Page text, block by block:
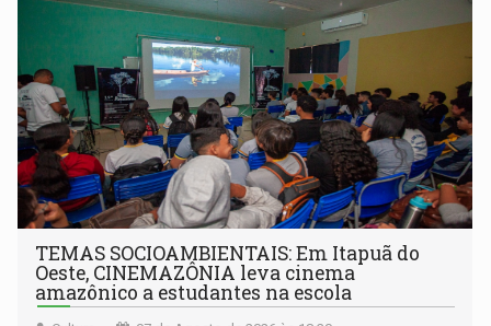
TEMAS SOCIOAMBIENTAIS: Em Itapuã do
Oeste, CINEMAZÔNIA leva cinema
amazônico a estudantes na escola